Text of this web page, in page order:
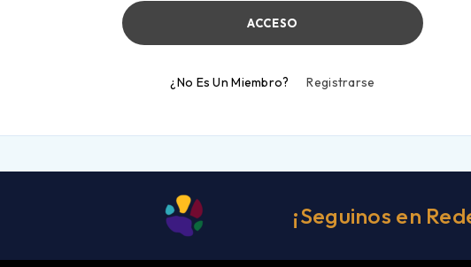
ACCESO
¿No Es Un Miembro? Registrarse
¡Seguinos en